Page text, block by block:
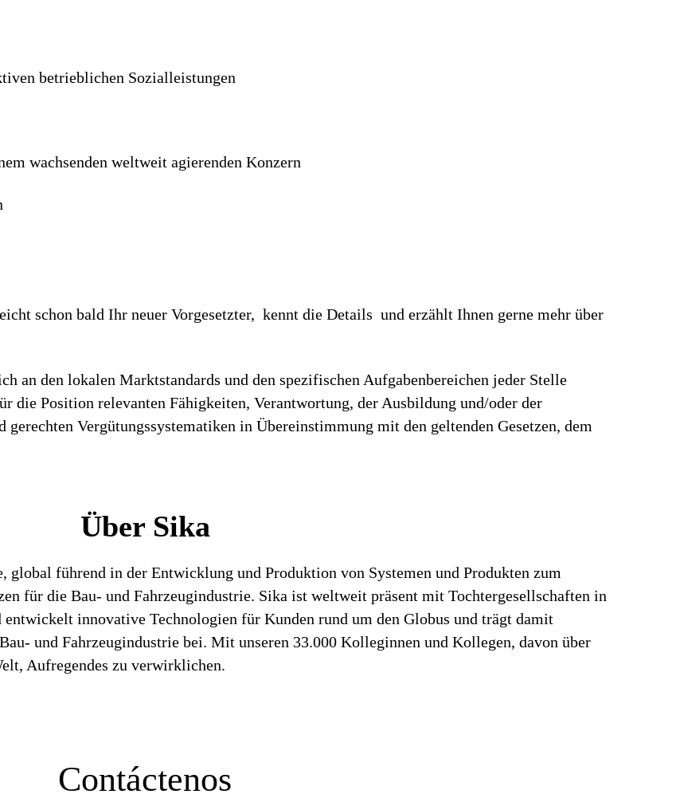
betrieb­lichen Sozial­leistungen
wachsenden welt­weit agierenden Konzern
schon bald Ihr neuer Vorgesetzter, kennt die Details und erzählt Ihnen gerne mehr über
an den lokalen Marktstandards und den spezifischen Aufgabenbereichen jeder Stelle
die Position relevanten Fähigkeiten, Verantwortung, der Ausbildung und/oder der
Vergütungssystematiken in Übereinstimmung mit den geltenden Gesetzen, dem
Über Sika
global führend in der Entwicklung und Produktion von Systemen und Produkten zum
für die Bau- und Fahrzeugindustrie. Sika ist weltweit präsent mit Tochtergesellschaften in
innovative Technologien für Kunden rund um den Globus und trägt damit
und Fahrzeugindustrie bei. Mit unseren 33.000 Kolleginnen und Kollegen, davon über
Aufregendes zu verwirklichen.
Contáctenos